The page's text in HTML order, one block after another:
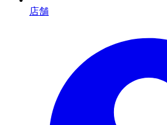
店舗